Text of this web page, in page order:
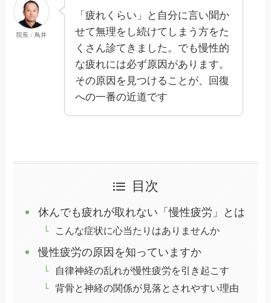
院長：鳥井
「疲れくらい」と自分に言い聞か
せて無理をし続けてしまう方をた
くさん診てきました。でも慢性的
な疲れには必ず原因があります。
その原因を見つけることが、回復
への一番の近道です
目次
休んでも疲れが取れない「慢性疲労」とは
こんな症状に心当たりはありませんか
慢性疲労の原因を知っていますか
自律神経の乱れが慢性疲労を引き起こす
背骨と神経の関係が見落とされやすい理由